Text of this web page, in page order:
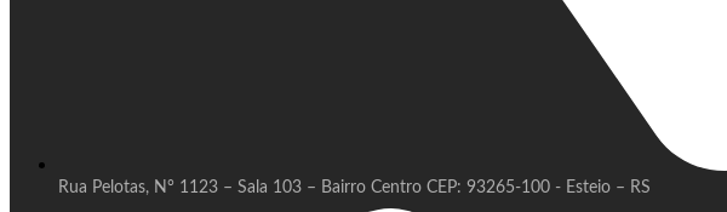
Rua Pelotas, N° 1123 – Sala 103 – Bairro Centro CEP: 93265-100 - Esteio – RS